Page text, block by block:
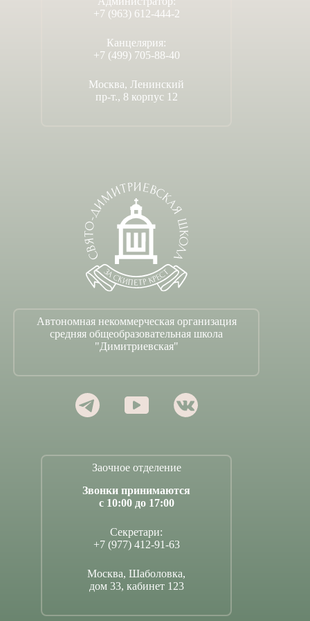
+7 (963) 612-444-2
Канцелярия:
+7 (499) 705-88-40
Москва, Ленинский
пр-т., 8 корпус 12
Автономная некоммерческая организация
средняя общеобразовательная школа
"Димитриевская"
Заочное отделение
Звонки принимаются
с 10:00 до 17:00
Секретари:
+7 (977) 412-91-63
Москва, Шаболовка,
дом 33, кабинет 123